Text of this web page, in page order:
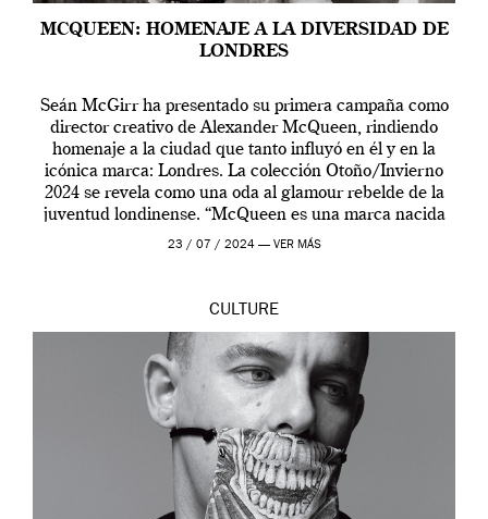
MCQUEEN: HOMENAJE A LA DIVERSIDAD DE
LONDRES
Seán McGirr ha presentado su primera campaña como
director creativo de Alexander McQueen, rindiendo
homenaje a la ciudad que tanto influyó en él y en la
icónica marca: Londres. La colección Otoño/Invierno
2024 se revela como una oda al glamour rebelde de la
juventud londinense. “McQueen es una marca nacida
en Londres y siempre ha […]
23 / 07 / 2024 — VER MÁS
CULTURE